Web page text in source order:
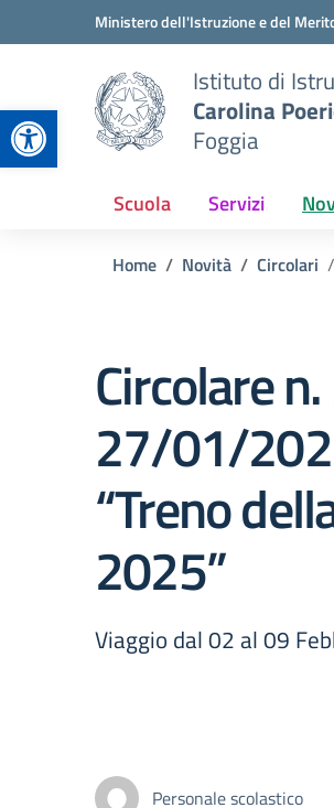
Apri la barra degli
Vai ai contenuti
Vai al menu di navigazioneMinistero dell'Istruzione e del
Istituto di
Carolina
Foggia
Scuola Servizi
Home Novità Circolari
Circolare
27/01/
“Treno
2025”
Viaggio dal 02 al 09
Personale scolastico